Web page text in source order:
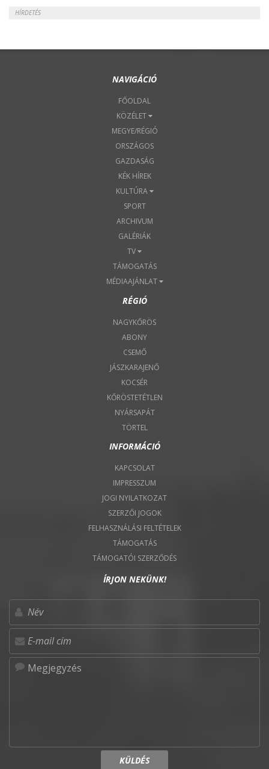
HÍRDETÉS
NAVIGÁCIÓ
FŐOLDAL
KÖZÉLET
MEGYE/RÉGIÓ
ORSZÁGOS
GAZDASÁG
KÉK HÍREK
KULTÚRA
SPORT
ARCHIVUM
GALÉRIÁK
TV
TÁMOGATÁS
MÉDIAAJÁNLAT
RÉGIÓ
NAGYKŐRÖS
ABONY
CSEMŐ
JÁSZKARAJENŐ
KOCSÉR
KŐRÖSTETÉTLEN
NYÁRSAPÁT
TÖRTEL
INFORMÁCIÓ
KAPCSOLAT
IMPRESSZUM
JOGI NYILATKOZAT
SZERZŐI JOGOK
FELHASZNÁLÁSI FELTÉTELEK
TÁMOGATÁS
TÁMOGATÓI SZERZŐDÉS
ÍRJON NEKÜNK!
KÜLDÉS